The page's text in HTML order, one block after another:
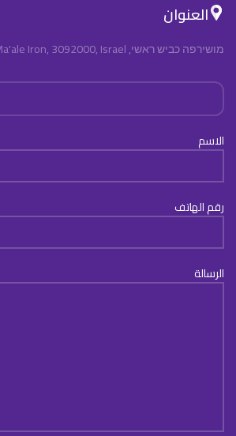
العنوان
מושירפה כביש ראשי, Ma'ale Iron, 3092000, Israel
الاسم
رقم الهاتف
الرسالة